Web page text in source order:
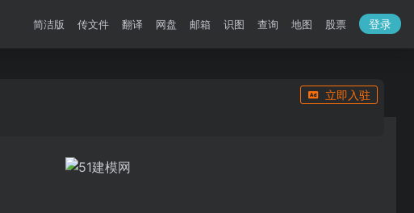
简洁版 传文件 翻译 网盘 邮箱 识图 查询 地图 股票 登录
立即入驻